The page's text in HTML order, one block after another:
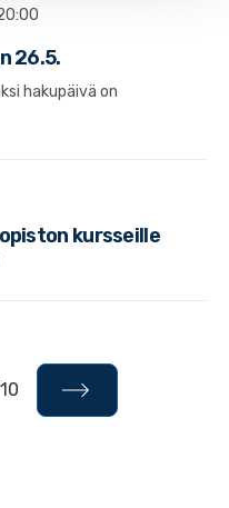
26.5.
hakupäivä on
kursseille